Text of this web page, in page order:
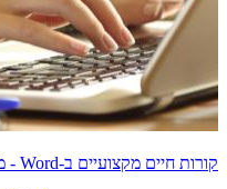
קורות חיים מקצועיים ב-Word - מדריך פרקטי